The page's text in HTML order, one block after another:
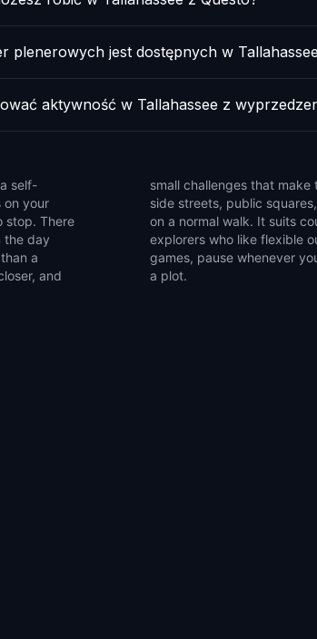
plenerowych jest dostępnych w
aktywność w Tallahassee z
self-
on your
stop. There
the day
a
and
to miss
and solo
walking
with
a plot.